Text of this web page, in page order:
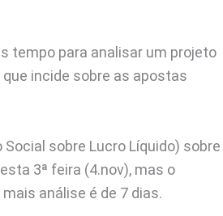
tempo para analisar um projeto
incide sobre as apostas
sobre Lucro Líquido) sobre
3ª feira (4.nov), mas o
análise é de 7 dias.